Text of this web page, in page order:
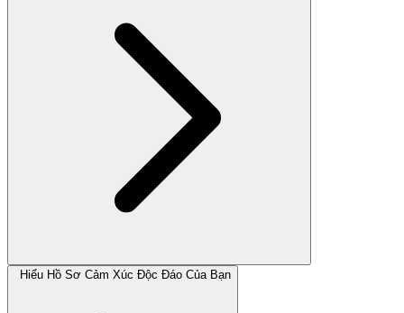
Hiểu Hồ Sơ Cảm Xúc Độc Đáo Của Bạn